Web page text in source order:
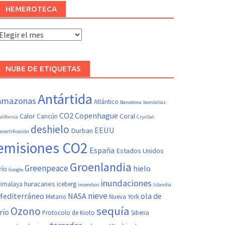
HEMEROTECA
Hemeroteca
NUBE DE ETIQUETAS
Antártida Atlántico Barcelona bombillas
Calor Cancún CO2Copenhague Coral CryoSat
deshielo Durban EEUU
CO2 España Estados Unidos
Google GreenpeaceGroenlandia hielo
huracanes iceberg incendios inundaciones Islandia
Metano NASA nieveNueva Yorkola de
Ozono Protocolo de Kioto sequía Siberia